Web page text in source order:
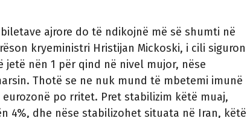
ajrore do të ndikojnë më së shumti në
kryeministri Hristijan Mickoski, i cili siguron
jetë nën 1 për qind në nivel mujor, nëse
Thotë se ne nuk mund të mbetemi imunë
po rritet. Pret stabilizim këtë muaj,
4%, dhe nëse stabilizohet situata në Iran, këtë